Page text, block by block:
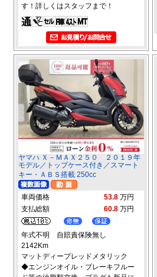
す！詳しくはスタッフまで！
ヤマハ Ｘ－ＭＡＸ２５０ ２０１９年
モデル／トップケース付き／スマート
キー・ＡＢＳ搭載 250cc
車両価格 53.8 万円
支払総額
60.8 万円
年式不明 自賠責保険無し
2142Km
マットディープレッドメタリック
◆エンジンオイル・ブレーキフルー